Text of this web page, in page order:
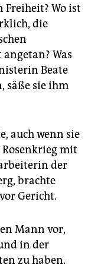
Wo ist
die
Was
Beate
säße sie ihm
auch wenn sie
mit
der
brachte
Gericht.
Mann vor,
in der
zu haben.